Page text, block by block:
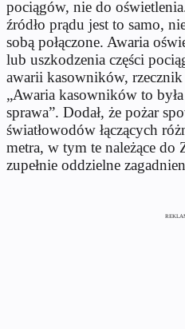
pociągów, nie do
źródło prądu jest to samo,
sobą połączone. Awaria
lub uszkodzenia części
awarii kasowników,
„Awaria kasowników to
sprawa”. Dodał, że pożar
światłowodów łączących
metra, w tym te należące do
zupełnie oddzielne